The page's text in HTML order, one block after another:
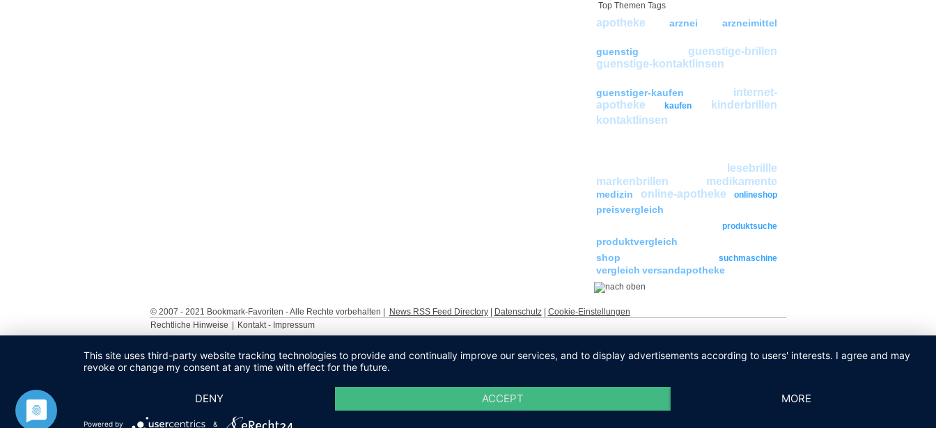
Top Themen Tags
apotheke arznei arzneimittel
guenstig
guenstige-brillen
guenstige-kontaktlinsen
guenstiger-kaufen
internet-
apotheke
kaufen
kinderbrillen
kontaktlinsen
lesebrillle
markenbrillen
medikamente
medizin online-apotheke onlineshop
preisvergleich
produktsuche
produktvergleich
shop suchmaschine
vergleich versandapotheke
© 2007 - 2021 Bookmark-Favoriten - Alle Rechte vorbehalten | News RSS Feed Directory| Datenschutz| Cookie-Einstellungen
Rechtliche Hinweise
Kontakt - Impressum
This site uses third-party website tracking technologies to provide and continually improve our services, and to display advertisements according to users' interests. I agree and may
revoke or change my consent at any time with effect for the future.
DENY ACCEPT MORE
Powered by &